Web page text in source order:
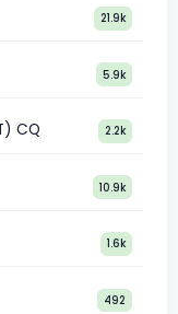
21.9k
5.9k
CQ 2.2k
10.9k
1.6k
492